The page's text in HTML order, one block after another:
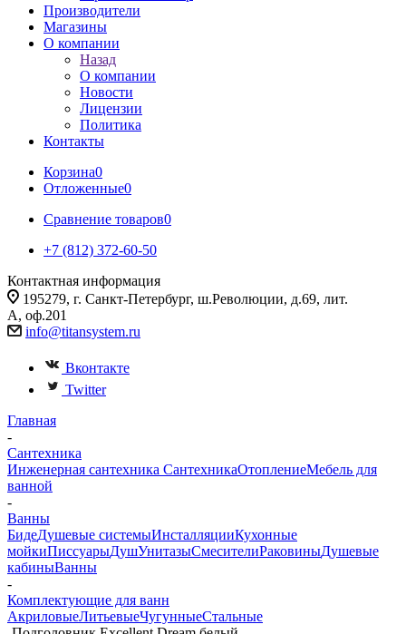
Производители
Магазины
О компании
Назад
О компании
Новости
Лицензии
Политика
Контакты
Корзина0
Отложенные0
Сравнение товаров0
+7 (812) 372-60-50
Контактная информация
195279, г. Санкт-Петербург, ш.Революции, д.69, лит.
А, оф.201
info@titansystem.ru
Вконтакте
Twitter
Главная
-
Сантехника
Инженерная сантехника СантехникаОтоплениеМебель для
ванной
-
Ванны
БидеДушевые системыИнсталляцииКухонные
мойкиПиссуарыДушУнитазыСмесителиРаковиныДушевые
кабиныВанны
-
Комплектующие для ванн
АкриловыеЛитьевыеЧугунныеСтальные